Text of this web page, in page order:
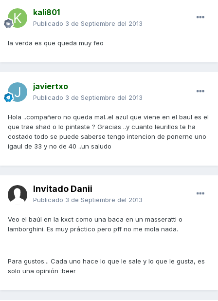
kali801
Publicado 3 de Septiembre del 2013
la verda es que queda muy feo
javiertxo
Publicado 3 de Septiembre del 2013
Hola ..compañero no queda mal..el azul que viene en el baul es el
que trae shad o lo pintaste ? Gracias ..y cuanto leurillos te ha
costado todo se puede saberse tengo intencion de ponerne uno
igaul de 33 y no de 40 ..un saludo
Invitado Danii
Publicado 3 de Septiembre del 2013
Veo el baúl en la kxct como una baca en un masseratti o
lamborghini. Es muy práctico pero pff no me mola nada.
Para gustos... Cada uno hace lo que le sale y lo que le gusta, es
solo una opinión :beer